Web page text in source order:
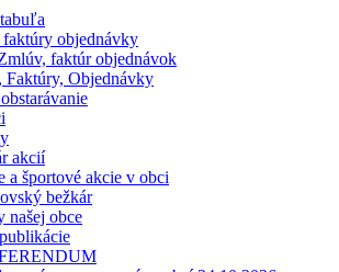
objednávky
faktúr objednávok
Faktúry, Objednávky
akcií
a športové akcie v obci
bežkár
našej obce